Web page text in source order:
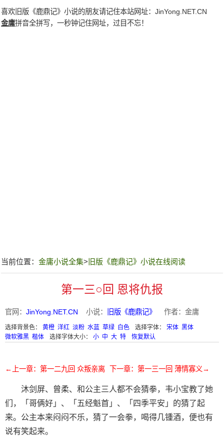
喜欢旧版《鹿鼎记》小说的朋友请记住本站网址： JinYong.NET.CN
金庸拼音全拼写，一秒钟记住网址，过目不忘！
当前位置： 金庸小说全集> 旧版《鹿鼎记》小说在线阅读
第一三○回 恩将仇报
官网： JinYong.NET.CN 小说： 旧版《鹿鼎记》 作者：金庸
选择背景色： 黄橙 洋红 淡粉 水蓝 草绿 白色 选择字体： 宋体 黑体
微软雅黑 楷体 选择字体大小： 小 中 大 特 恢复默认
←上一章：第一二九回 众叛亲离 下一章：第一三一回 薄情寡义→
沐剑屏、曾柔、和公主三人都不会猜拳，韦小宝教了她
们，「哥俩好」、「五经魁首」、「四季平安」的猜了起
来。公主本来闷闷不乐，猜了一会拳，喝得几锺酒，便也有
说有笑起来。